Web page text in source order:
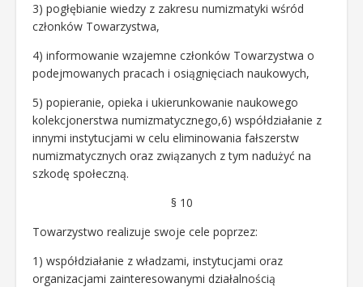
3) pogłębianie wiedzy z zakresu numizmatyki wśród
członków Towarzystwa,
4) informowanie wzajemne członków Towarzystwa o
podejmowanych pracach i osiągnięciach naukowych,
5) popieranie, opieka i ukierunkowanie naukowego
kolekcjonerstwa numizmatycznego,6) współdziałanie z
innymi instytucjami w celu eliminowania fałszerstw
numizmatycznych oraz związanych z tym nadużyć na
szkodę społeczną.
§ 10
Towarzystwo realizuje swoje cele poprzez:
1) współdziałanie z władzami, instytucjami oraz
organizacjami zainteresowanymi działalnością